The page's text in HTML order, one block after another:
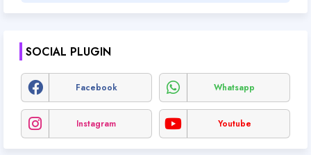
SOCIAL PLUGIN
Facebook Whatsapp
Instagram Youtube